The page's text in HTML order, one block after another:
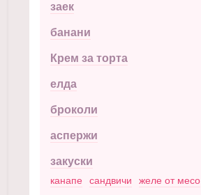
заек
банани
Крем за торта
елда
броколи
аспержи
закуски
канапе сандвичи желе от месо